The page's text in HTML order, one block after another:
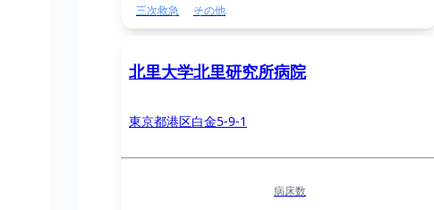
三次救急
その他
北里大学北里研究所病院
東京都港区白金5-9-1
病床数